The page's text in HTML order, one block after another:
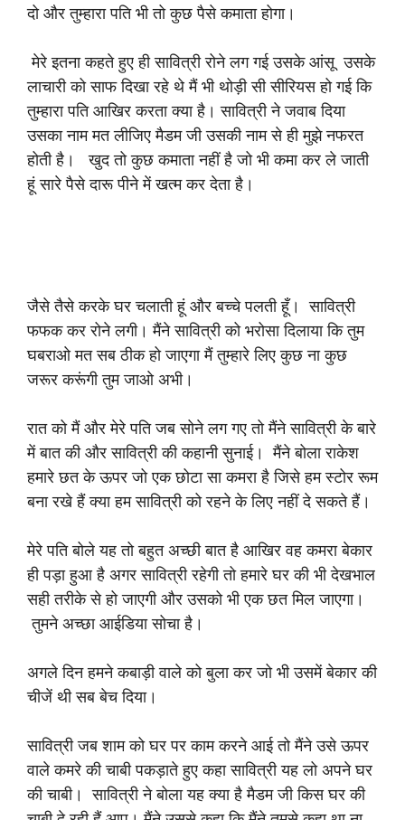
दो और तुम्हारा पति भी तो कुछ पैसे कमाता होगा।
मेरे इतना कहते हुए ही सावित्री रोने लग गई उसके आंसू उसके
लाचारी को साफ दिखा रहे थे मैं भी थोड़ी सी सीरियस हो गई कि
तुम्हारा पति आखिर करता क्या है। सावित्री ने जवाब दिया
उसका नाम मत लीजिए मैडम जी उसकी नाम से ही मुझे नफरत
होती है। खुद तो कुछ कमाता नहीं है जो भी कमा कर ले जाती
हूं सारे पैसे दारू पीने में खत्म कर देता है।
जैसे तैसे करके घर चलाती हूं और बच्चे पलती हूँ। सावित्री
फफक कर रोने लगी। मैंने सावित्री को भरोसा दिलाया कि तुम
घबराओ मत सब ठीक हो जाएगा मैं तुम्हारे लिए कुछ ना कुछ
जरूर करूंगी तुम जाओ अभी।
रात को मैं और मेरे पति जब सोने लग गए तो मैंने सावित्री के बारे
में बात की और सावित्री की कहानी सुनाई। मैंने बोला राकेश
हमारे छत के ऊपर जो एक छोटा सा कमरा है जिसे हम स्टोर रूम
बना रखे हैं क्या हम सावित्री को रहने के लिए नहीं दे सकते हैं।
मेरे पति बोले यह तो बहुत अच्छी बात है आखिर वह कमरा बेकार
ही पड़ा हुआ है अगर सावित्री रहेगी तो हमारे घर की भी देखभाल
सही तरीके से हो जाएगी और उसको भी एक छत मिल जाएगा।
तुमने अच्छा आईडिया सोचा है।
अगले दिन हमने कबाड़ी वाले को बुला कर जो भी उसमें बेकार की
चीजें थी सब बेच दिया।
सावित्री जब शाम को घर पर काम करने आई तो मैंने उसे ऊपर
वाले कमरे की चाबी पकड़ाते हुए कहा सावित्री यह लो अपने घर
की चाबी। सावित्री ने बोला यह क्या है मैडम जी किस घर की